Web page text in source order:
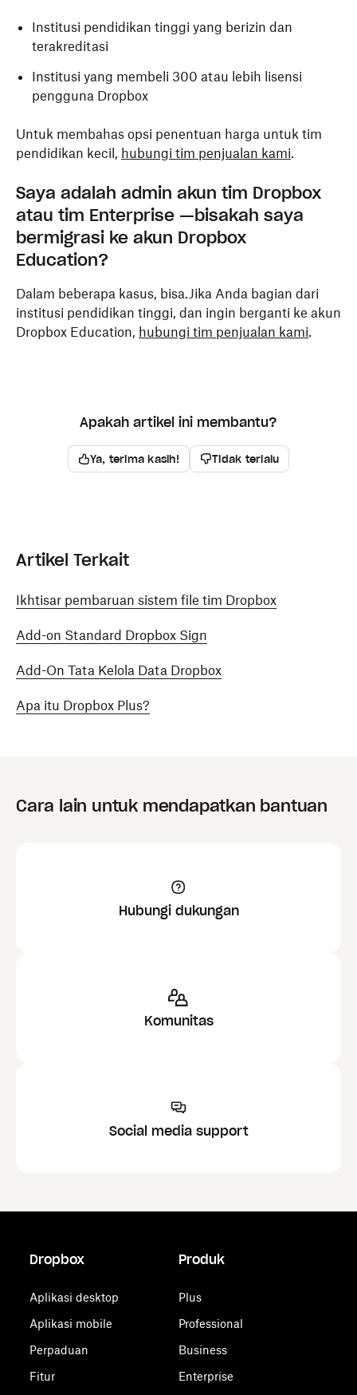
Institusi pendidikan tinggi yang berizin dan
terakreditasi
Institusi yang membeli 300 atau lebih lisensi
pengguna Dropbox
Untuk membahas opsi penentuan harga untuk tim
pendidikan kecil, hubungi tim penjualan kami.
Saya adalah admin akun tim Dropbox
atau tim Enterprise —bisakah saya
bermigrasi ke akun Dropbox
Education?
Dalam beberapa kasus, bisa.Jika Anda bagian dari
institusi pendidikan tinggi, dan ingin berganti ke akun
Dropbox Education, hubungi tim penjualan kami.
Apakah artikel ini membantu?
Ya, terima kasih! Tidak terlalu
Artikel Terkait
Ikhtisar pembaruan sistem file tim Dropbox
Add-on Standard Dropbox Sign
Add-On Tata Kelola Data Dropbox
Apa itu Dropbox Plus?
Cara lain untuk mendapatkan bantuan
Hubungi dukungan
Komunitas
Social media support
Dropbox
Aplikasi desktop
Aplikasi mobile
Perpaduan
Fitur
Produk
Plus
Professional
Business
Enterprise